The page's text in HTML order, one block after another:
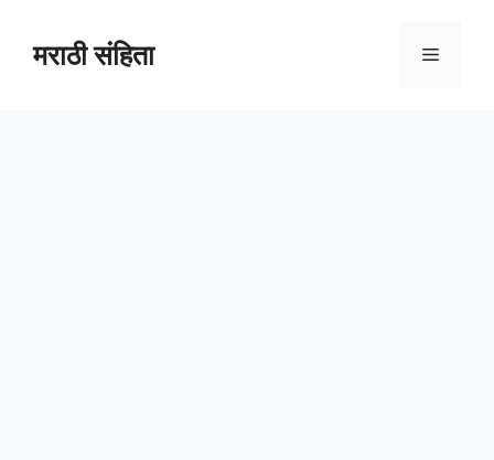
contentमराठी संहिता Menu